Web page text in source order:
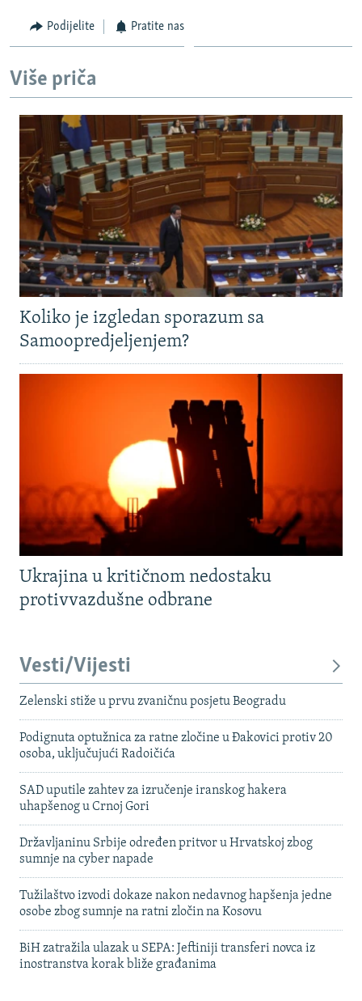
TRI DECENIJE OD RATA U BIH
SVE KARTE DEJTONA
NASTANAK I RASPAD JUGOSLAVIJE
Podijelite Pratite nas
Više priča
Koliko je izgledan sporazum sa
Samoopredjeljenjem?
Ukrajina u kritičnom nedostaku
protivvazdušne odbrane
Vesti/Vijesti
Zelenski stiže u prvu zvaničnu posjetu Beogradu
Podignuta optužnica za ratne zločine u Đakovici protiv 20
osoba, uključujući Radoičića
SAD uputile zahtev za izručenje iranskog hakera
uhapšenog u Crnoj Gori
Državljaninu Srbije određen pritvor u Hrvatskoj zbog
sumnje na cyber napade
Tužilaštvo izvodi dokaze nakon nedavnog hapšenja jedne
osobe zbog sumnje na ratni zločin na Kosovu
BiH zatražila ulazak u SEPA: Jeftiniji transferi novca iz
inostranstva korak bliže građanima